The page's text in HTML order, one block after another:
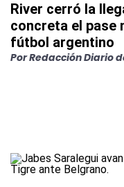
River cerró la
concreta el pase
fútbol argentino
PorRedacción Diario